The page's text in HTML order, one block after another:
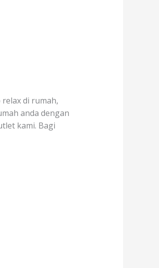
relax di rumah,
anda dengan
kami. Bagi